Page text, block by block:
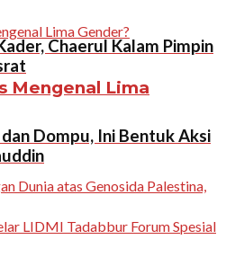
Mengenal Lima
Chaerul Kalam Pimpin
Dompu, Ini Bentuk Aksi